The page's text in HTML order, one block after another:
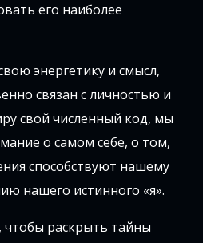
его наиболее
энергетику и смысл,
связан с личностью и
свой численный код, мы
о самом себе, о том,
способствуют нашему
нашего истинного «я».
чтобы раскрыть тайны